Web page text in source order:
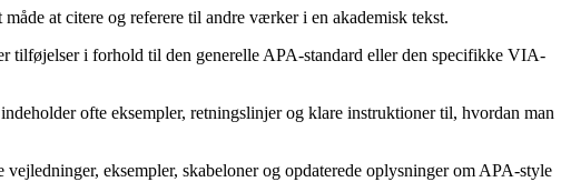
at citere og referere til andre værker i en akademisk tekst.
tilføjelser i forhold til den generelle APA-standard eller den specifikke VIA-
ofte eksempler, retningslinjer og klare instruktioner til, hvordan man
eksempler, skabeloner og opdaterede oplysninger om APA-style